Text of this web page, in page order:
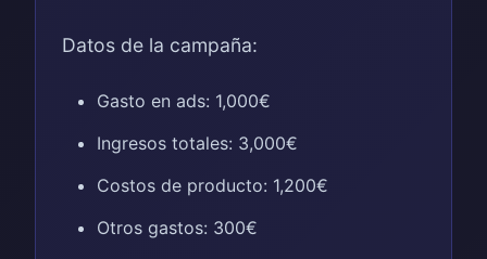
Datos de la campaña:
Gasto en ads: 1,000€
Ingresos totales: 3,000€
Costos de producto: 1,200€
Otros gastos: 300€